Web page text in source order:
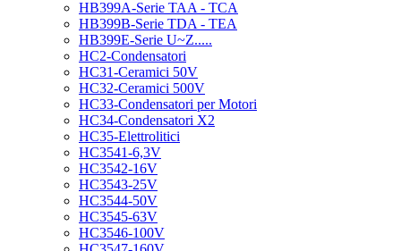
HB399A-Serie TAA - TCA
HB399B-Serie TDA - TEA
HB399E-Serie U~Z.....
HC2-Condensatori
HC31-Ceramici 50V
HC32-Ceramici 500V
HC33-Condensatori per Motori
HC34-Condensatori X2
HC35-Elettrolitici
HC3541-6,3V
HC3542-16V
HC3543-25V
HC3544-50V
HC3545-63V
HC3546-100V